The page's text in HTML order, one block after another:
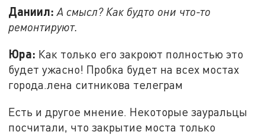
Даниил: А смысл? Как будто они что-то
ремонтируют.
Юра: Как только его закроют полностью это
будет ужасно! Пробка будет на всех мостах
города.лена ситникова телеграм
Есть и другое мнение. Некоторые зауральцы
посчитали, что закрытие моста только